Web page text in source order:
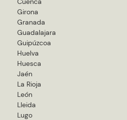
Girona
Granada
Guadalajara
Guipúzcoa
Huelva
Huesca
Jaén
La Rioja
León
Lleida
Lugo